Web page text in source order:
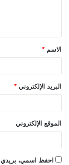
الاسم *
البريد الإلكتروني *
الموقع الإلكتروني
احفظ اسمي، بريدي